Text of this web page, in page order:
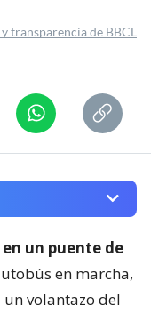
transparencia de BBCL
un puente de
en marcha,
volantazo del